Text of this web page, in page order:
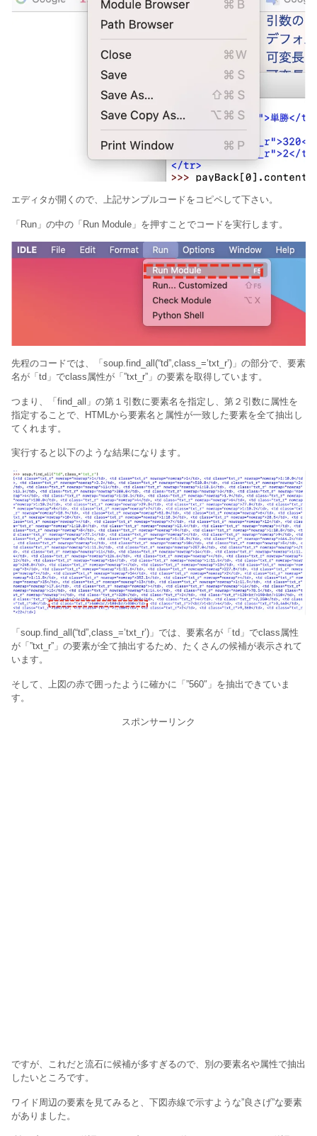
エディタが開くので、上記サンプルコードをコピペして下さい。
「Run」の中の「Run Module」を押すことでコードを実行します。
先程のコードでは、「soup.find_all(“td”,class_=’txt_r’)」の部分で、要素
名が「td」でclass属性が「”txt_r”」の要素を取得しています。
つまり、「find_all」の第１引数に要素名を指定し、第２引数に属性を
指定することで、HTMLから要素名と属性が一致した要素を全て抽出し
てくれます。
実行すると以下のような結果になります。
「soup.find_all(“td”,class_=’txt_r’)」では、要素名が「td」でclass属性
が「”txt_r”」の要素が全て抽出するため、たくさんの候補が表示されて
います。
そして、上図の赤で囲ったように確かに「”560″」を抽出できていま
す。
スポンサーリンク
ですが、これだと流石に候補が多すぎるので、別の要素名や属性で抽出
したいところです。
ワイド周辺の要素を見てみると、下図赤線で示すような”良さげ”な要素
がありました。